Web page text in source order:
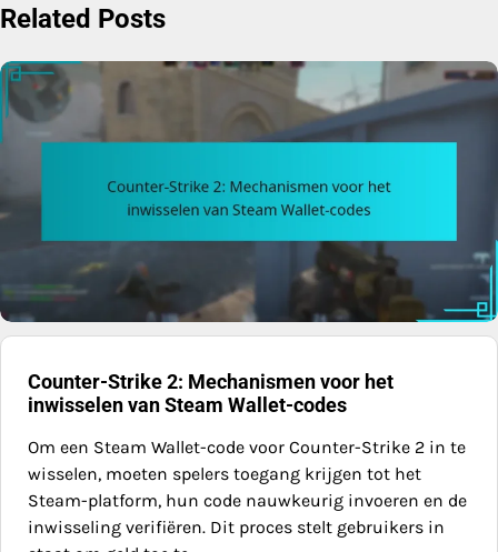
Related Posts
Counter-Strike 2: Mechanismen voor het
inwisselen van Steam Wallet-codes
Om een Steam Wallet-code voor Counter-Strike 2 in te
wisselen, moeten spelers toegang krijgen tot het
Steam-platform, hun code nauwkeurig invoeren en de
inwisseling verifiëren. Dit proces stelt gebruikers in